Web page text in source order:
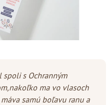
spoli s Ochranným
ma vo vlasoch
samú boľavu ranu a